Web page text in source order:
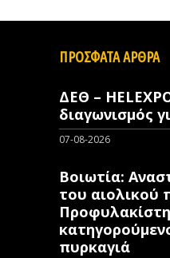
ΠΡΟΣΦΑΤΑ ΑΡΘΡΑ
ΔΕΘ –
διαγωνισμός
07-08-2026
Βοιωτία:
του αιολικού
πυρκαγιά